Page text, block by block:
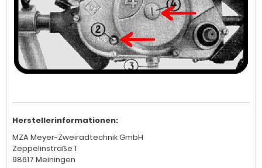
Herstellerinformationen:
MZA Meyer-Zweiradtechnik GmbH
Zeppelinstraße 1
98617 Meiningen